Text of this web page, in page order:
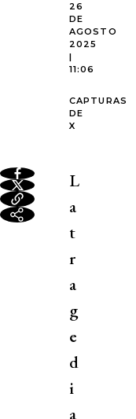
26
DE
AGOSTO
2025
|
11:06
CAPTURAS
DE
X
L
a
t
r
a
g
e
d
i
a